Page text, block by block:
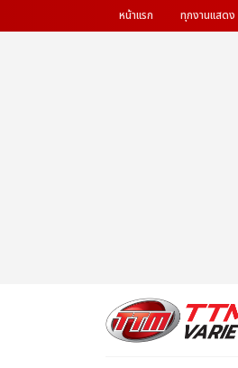
หน้าแรก ทุกงานแสดง